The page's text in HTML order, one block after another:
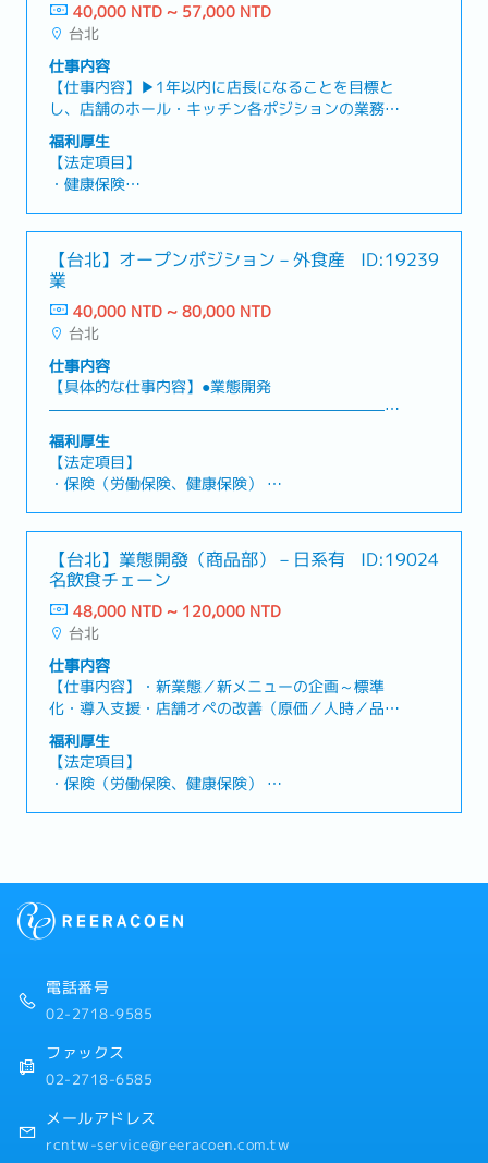
＜企業福利制度＞
・年終獎金一年兩次：基本兩個月（依照實績發放）
・伙食費：2,400元（包含在薪資中）
・培訓補助（依上司批准）
40,000 NTD ~ 57,000 NTD
台北
仕事内容
【仕事内容】▶1年以内に店長になることを目標と
し、店舗のホール・キッチン各ポジションの業務を
習得していただきます。（簡単で標準化されたオペ
レーションのため、早期に業務を覚えられます）・
ホール業務：お客様対応、案内・誘導、設備説明、
店内環境の維持管理。・キッチン業務：寿司の製
造、食材準備、料理の調理、清掃および整理整頓。
じて日本式のマネジメントや人材育成を学んでいた
だきます。・経営管理：人員調整、シフト・ポジシ
ョン配置、現場管理など。・人材育成：OJTによる
指導、スタッフの日常管理など。【企業の魅力】・
アアップの機会が豊富です。・日本国内に400店舗
以上を展開する有名日系チェーン企業で、欧米諸国
にも10店舗以上を展開しています。
福利厚生
【法定項目】
・健康保険
・残業手当
・各種休暇（特別休暇、結婚休暇、喪服休暇、生理
休暇、産前検診休暇、育児休暇、産休、育休）
・退職金
【会社独自の福利厚生】
・三節賞与（(2000元、600元、600元）
・決算賞与（営業部：副店長職以上、 本部：主任職
以上）※支給条件：管理職を1年以上務めているこ
・社員食事8割引き
・教育研修制度
・スムーズな昇進制度：毎月の評価に合格すれば昇
給可能
・幹部研修（各階層の幹部向けに専門的かつ段階的
な研修あり）
・年1回の日本研修旅行（営業部店長職以上対象）
・不定期社内イベント（食事会、運動会、社員向け
リラクゼーション活動など）
・無料健康診断（入社1年後に実施）
・紹介ボーナス制度：友人・知人を紹介し、入社後
3ヶ月勤務で3,000～5,000元支給（紹介職位によ
り異なる）
【台北】オープンポジション－外食産
業
ID:19239
40,000 NTD ~ 80,000 NTD
台北
仕事内容
【具体的な仕事内容】●業態開発
―――――――――――――――――――――――
――・新業態/新メニューの企画～標準化・導入支
援・店舗オペの改善（原価/人時/品質）とKPI運
用・教育/マニュアル設計、現場トレーニング実
施・新店オープン/改装プロジェクト推進
―――――――――――――――――――――――
選定、エリア調査、候補物件の発掘）・出店用物件
の選定〜確保（条件交渉、賃貸契約に向けた調整・
手続き推進）・社内関係者（経営層／各ブランド担
当）との連携による出店計画の具体化、出店候補の
大に向けた、物件確保の推進（出店基盤づくり）・
専任体制が不足している状況下で、兼務状態の業務
を巻き取り、店舗開発（物件開発）機能の強化を担
う
―――――――――――――――――――――――
――●商品開発・既存業態の改革／改善（メニュ
利益を出すか」を含めた事業設計）・新店オープン
／新メニュー導入時の現場入り（実地でのオペレー
ション実行、スタッフ指導、課題抽出と改善）・商
を推進
福利厚生
【法定項目】
・保険（労働保険、健康保険）
・各休暇（有給休暇、慶弔休暇、生理休暇、産前産
後休暇、妊娠検査休暇、出産の付き添い休暇、育児
休暇）
・退職金
【会社独自の福利厚生】
・年中・年末賞与（業績により変動）
【台北】業態開發（商品部）－日系有
名飲食チェーン
ID:19024
48,000 NTD ~ 120,000 NTD
台北
仕事内容
【仕事内容】・新業態／新メニューの企画～標準
化・導入支援・店舗オペの改善（原価／人時／品
質）とKPI運用・教育／マニュアル設計、現場トレ
ーニング実施・新店オープン/改装プロジェクト推
進【ポジションの魅力】・企画～現場実装まで裁量
大／成果が数値と顧客体験に直結・多業態に横断参
加でき、成長機会が豊富【会社概要】・日系系譜の
などの大衆外食メニュー（業態横断）【会社組織構
成】・商品、店舗運営、営業、人事などの各機能部
門（大手チェーン水準）【会社の魅力】・出店拡大
福利厚生
【法定項目】
・保険（労働保険、健康保険）
【会社独自の福利厚生】
電話番号
02-2718-9585
ファックス
02-2718-6585
メールアドレス
rcntw-service@reeracoen.com.tw